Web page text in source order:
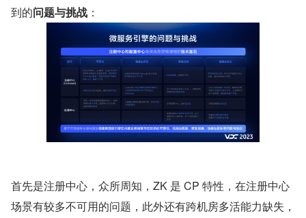
到的问题与挑战 ：
首先是注册中心，众所周知，ZK 是 CP 特性，在注册中心
场景有较多不可用的问题，此外还有跨机房多活能力缺失，